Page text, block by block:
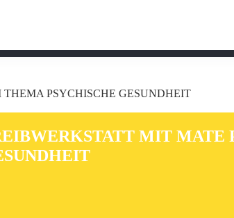
PSYCHISCHE GESUNDHEIT
MIT MATE